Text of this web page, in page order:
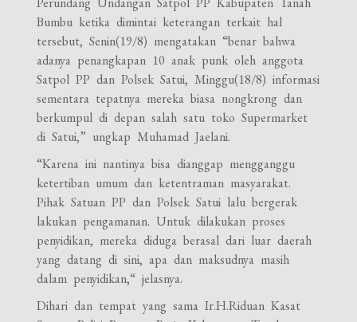
Bumbu ketika dimintai keterangan terkait hal
tersebut, Senin(19/8) mengatakan “benar bahwa
adanya penangkapan 10 anak punk oleh anggota
Satpol PP dan Polsek Satui, Minggu(18/8) informasi
sementara tepatnya mereka biasa nongkrong dan
berkumpul di depan salah satu toko Supermarket
di Satui,” ungkap Muhamad Jaelani.
“Karena ini nantinya bisa dianggap mengganggu
ketertiban umum dan ketentraman masyarakat.
Pihak Satuan PP dan Polsek Satui lalu bergerak
lakukan pengamanan. Untuk dilakukan proses
penyidikan, mereka diduga berasal dari luar daerah
yang datang di sini, apa dan maksudnya masih
dalam penyidikan,“ jelasnya.
Dihari dan tempat yang sama Ir.H.Riduan Kasat